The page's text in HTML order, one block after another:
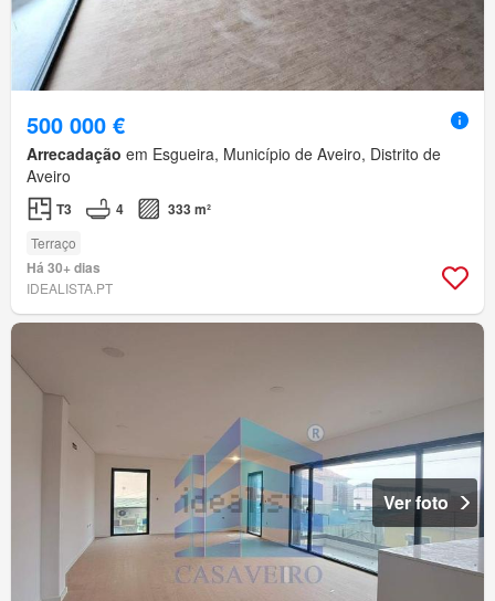
500 000 €
Arrecadação em Esgueira, Município de Aveiro, Distrito de
Aveiro
T3 4 333 m²
Terraço
Há 30+ dias
IDEALISTA.PT
Ver foto